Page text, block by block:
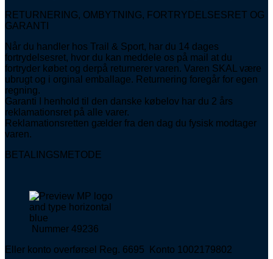
RETURNERING, OMBYTNING, FORTRYDELSESRET OG
GARANTI
Når du handler hos Trail & Sport, har du 14 dages
fortrydelsesret, hvor du kan meddele os på mail at du
fortryder købet og derpå returnerer varen. Varen SKAL være
ubrugt og i orginal emballage. Returnering foregår for egen
regning.
Garanti I henhold til den danske købelov har du 2 års
reklamationsret på alle varer.
Reklamationsretten gælder fra den dag du fysisk modtager
varen.
BETALINGSMETODE
Nummer 49236
Eller konto overførsel Reg. 6695 Konto 1002179802